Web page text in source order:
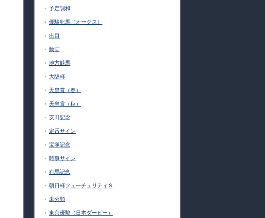
予定調和
優駿牝馬（オークス）
出目
動画
地方競馬
大阪杯
天皇賞（春）
天皇賞（秋）
安田記念
定番サイン
宝塚記念
時事サイン
有馬記念
朝日杯フューチュリティＳ
未分類
東京優駿（日本ダービー）